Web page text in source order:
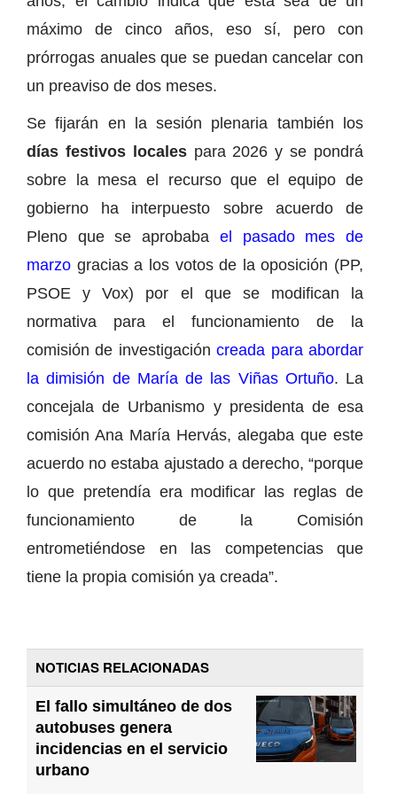
máximo de cinco años, eso sí, pero con
prórrogas anuales que se puedan cancelar con
un preaviso de dos meses.
Se fijarán en la sesión plenaria también los
días festivos locales para 2026 y se pondrá
sobre la mesa el recurso que el equipo de
gobierno ha interpuesto sobre acuerdo de
Pleno que se aprobaba el pasado mes de
marzo gracias a los votos de la oposición (PP,
PSOE y Vox) por el que se modifican la
normativa para el funcionamiento de la
comisión de investigacióncreada para abordar
la dimisión de María de las Viñas Ortuño. La
concejala de Urbanismo y presidenta de esa
comisión Ana María Hervás, alegaba que este
acuerdo no estaba ajustado a derecho, “porque
lo que pretendía era modificar las reglas de
funcionamiento de la Comisión
entrometiéndose en las competencias que
tiene la propia comisión ya creada”.
NOTICIAS RELACIONADAS
El fallo simultáneo de dos
autobuses genera
incidencias en el servicio
urbano